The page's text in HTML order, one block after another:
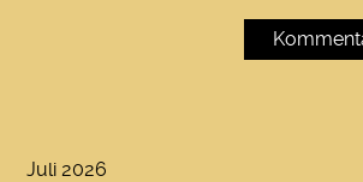
Juli 2026